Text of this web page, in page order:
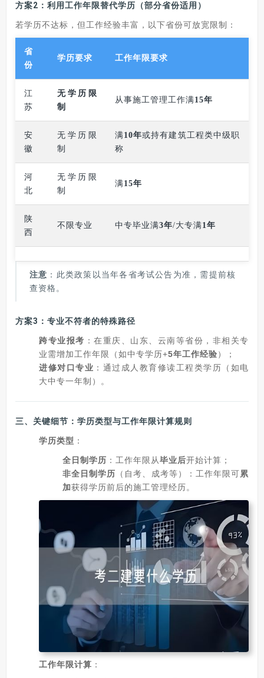
方案2：利用工作年限替代学历（部分省份适用）
若学历不达标，但工作经验丰富，以下省份可放宽限制：
省
份
学历要求 工作年限要求
江
苏
无学历限
制
从事施工管理工作满15年
安
徽
无学历限
制
满10年或持有建筑工程类中级职
称
河
北
无学历限
制
满15年
陕
西
不限专业 中专毕业满3年/大专满1年
注意 ：此类政策以当年各省考试公告为准，需提前核
查资格。
方案3：专业不符者的特殊路径
跨专业报考 ：在重庆、山东、云南等省份，非相关专
业需增加工作年限（如中专学历+5年工作经验）；
进修对口专业 ：通过成人教育修读工程类学历（如电
大中专一年制）。
三、 关键细节：学历类型与工作年限计算规则
学历类型 ：
全日制学历 ：工作年限从毕业后开始计算；
非全日制学历 （自考、成考等）：工作年限可累
加获得学历前后的施工管理经历。
工作年限计算 ：